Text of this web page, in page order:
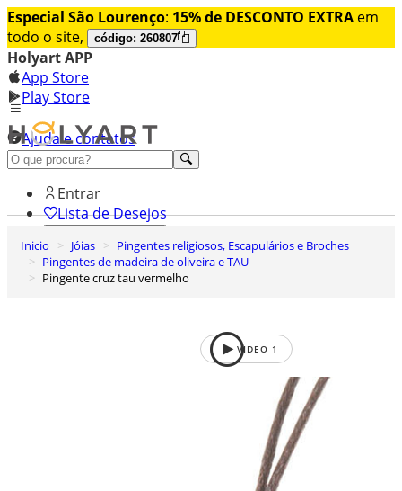
Especial São Lourenço: 15% de DESCONTO EXTRA em
todo o site,
código: 260807
Holyart APP
App Store
Play Store
Ajuda e contatos
Conheça premium
Entrar
Lista de Desejos
0
Carrinho de Compras
Inicio Jóias
Pingentes religiosos, Escapulários e Broches
Pingentes de madeira de oliveira e TAU
Pingente cruz tau vermelho
VIDEO 1